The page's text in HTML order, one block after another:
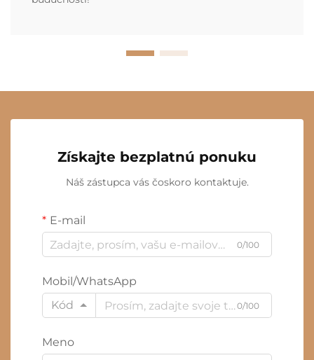
Získajte bezplatnú ponuku
Náš zástupca vás čoskoro kontaktuje.
E-mail
0/100
Mobil/WhatsApp
Kód
0/100
Meno